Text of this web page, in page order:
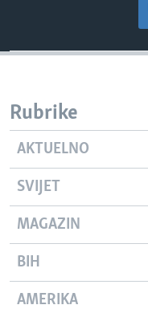
Rubrike
AKTUELNO
SVIJET
MAGAZIN
BIH
AMERIKA